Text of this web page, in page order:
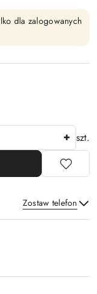
dla zalogowanych
szt.
Zostaw telefon